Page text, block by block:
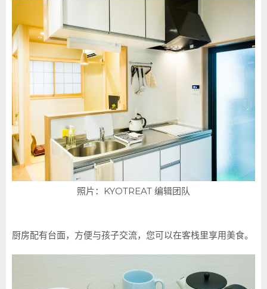
照片：KYOTREAT 编辑团队
厨房配有台面，方便与孩子交流，您可以在客栈里享用美食。